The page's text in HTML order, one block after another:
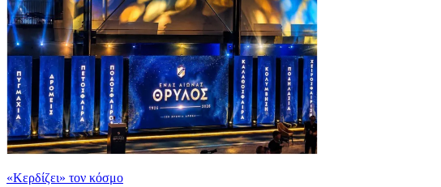
«Κερδίζει» τον κόσμο